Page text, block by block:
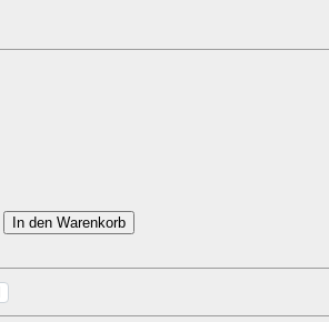
In den Warenkorb